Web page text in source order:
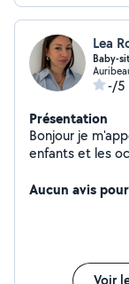
Lea
Baby-
-/5
Présentation
Bonjour je
enfants et les
Aucun avis
Voir